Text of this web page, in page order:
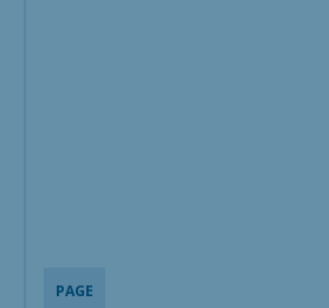
PAGE